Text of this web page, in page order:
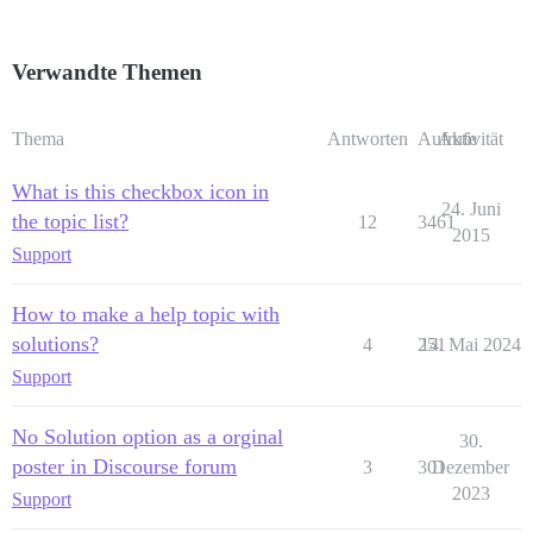
Verwandte Themen
Thema Antworten Aufrufe
Aktivität
What is this checkbox icon in
the topic list?
Support
12 3461
24. Juni
2015
How to make a help topic with
solutions?
Support
4 251
14. Mai 2024
No Solution option as a orginal
poster in Discourse forum
Support
3 301
30.
Dezember
2023